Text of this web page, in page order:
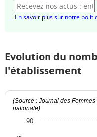
En savoir plus sur notre
Evolution du
l'établissement
(Source : Journal des
nationale)
90